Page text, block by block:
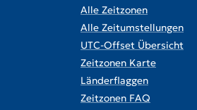
Alle Zeitzonen
Alle Zeitumstellungen
UTC-Offset Übersicht
Zeitzonen Karte
Länderflaggen
Zeitzonen FAQ